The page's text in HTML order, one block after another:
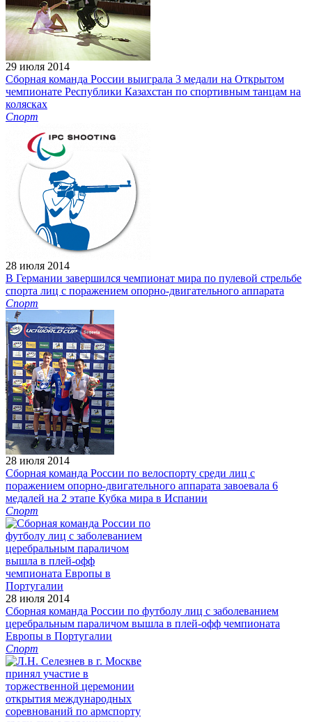
29 июля 2014
Сборная команда России выиграла 3 медали на Открытом
чемпионате Республики Казахстан по спортивным танцам на
колясках
Спорт
28 июля 2014
В Германии завершился чемпионат мира по пулевой стрельбе
спорта лиц с поражением опорно-двигательного аппарата
Спорт
28 июля 2014
Сборная команда России по велоспорту среди лиц с
поражением опорно-двигательного аппарата завоевала 6
медалей на 2 этапе Кубка мира в Испании
Спорт
28 июля 2014
Сборная команда России по футболу лиц с заболеванием
церебральным параличом вышла в плей-офф чемпионата
Европы в Португалии
Спорт